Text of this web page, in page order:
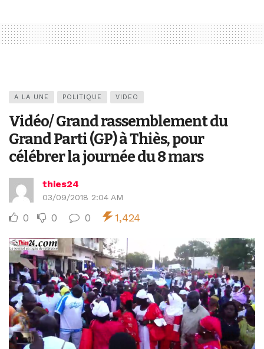
A LA UNE POLITIQUE VIDEO
Vidéo/ Grand rassemblement du
Grand Parti (GP) à Thiès, pour
célébrer la journée du 8 mars
thies24
03/09/2018 2:04 AM
0 0 0 1,424